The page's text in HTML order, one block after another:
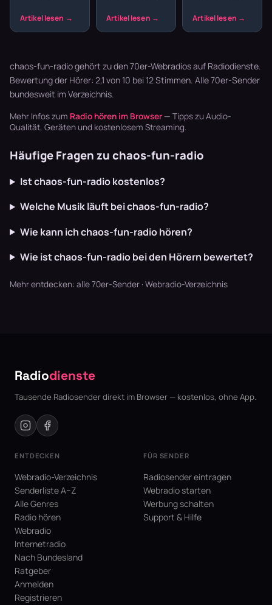
Melodien und
Synthpop war
70ern hören
zappen, bis…
die Schlager-
chaos-fun-radio gehört zu den 70er-Webradios auf Radiodienste.
Bewertung der Hörer: 2,1 von 10 bei 12 Stimmen. Alle70er-Sender
bundesweit im Verzeichnis.
Mehr Infos zum Radio hören im Browser — Tipps zu Audio-
Qualität, Geräten und kostenlosem Streaming.
Häufige Fragen zu chaos-fun-radio
Ist chaos-fun-radio kostenlos?
Welche Musik läuft bei chaos-fun-radio?
Wie kann ich chaos-fun-radio hören?
Wie ist chaos-fun-radio bei den Hörern bewertet?
Mehr entdecken: alle 70er-Sender · Webradio-Verzeichnis
Radiodienste
Tausende Radiosender direkt im Browser — kostenlos, ohne App.
ENTDECKEN
Webradio-Verzeichnis
Senderliste A–Z
Alle Genres
Radio hören
Webradio
Internetradio
Nach Bundesland
Ratgeber
Anmelden
Registrieren
FÜR SENDER
Radiosender eintragen
Webradio starten
Werbung schalten
Support & Hilfe